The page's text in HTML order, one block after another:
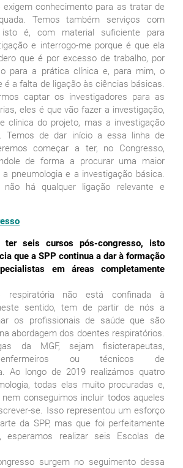
conhecimento para as tratar de
Temos também serviços com
isto é, com material suficiente para
e interrogo-me porque é que ela
que é por excesso de trabalho, por
para a prática clínica e, para mim, o
é a falta de ligação às ciências básicas.
captar os investigadores para as
eles é que vão fazer a investigação,
clínica do projeto, mas a investigação
Temos de dar início a essa linha de
começar a ter, no Congresso,
de forma a procurar uma maior
a pneumologia e a investigação básica.
não há qualquer ligação relevante e
ter seis cursos pós-congresso, isto
que a SPP continua a dar à formação
em áreas completamente
não está confinada à
sentido, tem de partir de nós a
os profissionais de saúde que são
abordagem dos doentes respiratórios.
da MGF, sejam fisioterapeutas,
enfermeiros ou técnicos de
Ao longo de 2019 realizámos quatro
todas elas muito procuradas e,
conseguimos incluir todos aqueles
se. Isso representou um esforço
da SPP, mas que foi perfeitamente
esperamos realizar seis Escolas de
surgem no seguimento dessa